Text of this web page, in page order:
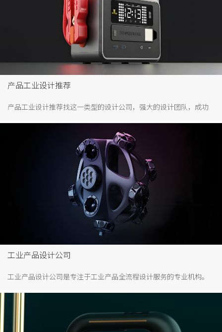
产品工业设计推荐
产品工业设计推荐找这一类型的设计公司，强大的设计团队，成功
工业产品设计公司
工业产品设计公司是专注于工业产品全流程设计服务的专业机构。
服务，从创意构思到实体落地，全方位赋能企业打造更具市场竞争
力的产品。作为我国首个“设计之都”，深圳凭借完善的产业链、
创新生态及人才资源，成为国内工业产品设计实力的标杆城市，孕